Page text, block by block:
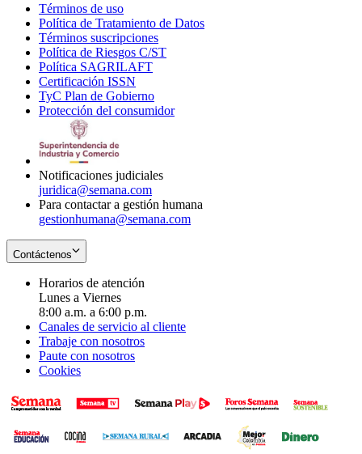
Términos de uso
in
new
window
Política de Tratamiento de Datos
Términos suscripciones
in
Política de Riesgos C/ST
Política SAGRILAFT
new
window
Certificación ISSN
in
new
TyC Plan de Gobierno
in
Protección del consumidorOpens
Notificaciones judiciales
juridica@semana.com
Para contactar a gestión humana
gestionhumana@semana.com
Contáctenos
Horarios de atención
Lunes a Viernes
8:00 a.m. a 6:00 p.m.
Canales de servicio al cliente
Trabaje con nosotros
Paute con nosotros
Cookies